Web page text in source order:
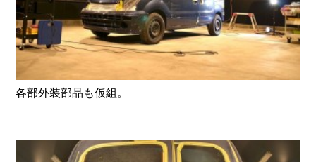
各部外装部品も仮組。